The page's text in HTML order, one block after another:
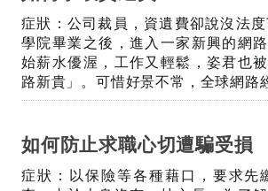
症狀：公司裁員，資遺費卻說沒法
學院畢業之後，進入一家新興的網
始薪水優渥，工作又輕鬆，姿君也
路新貴」。可惜好景不常，全球網路
如何防止求職心切遭騙受損
症狀：以保險等各種藉口，要求先